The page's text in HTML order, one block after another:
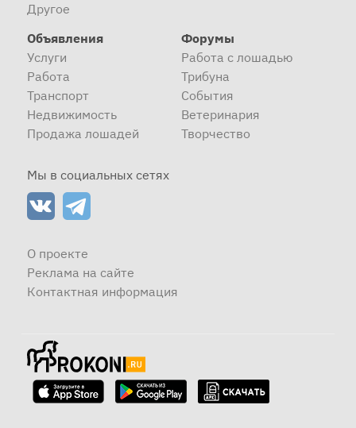
Другое
Объявления
Услуги
Работа
Транспорт
Недвижимость
Продажа лошадей
Форумы
Работа с лошадью
Трибуна
События
Ветеринария
Творчество
Мы в социальных сетях
О проекте
Реклама на сайте
Контактная информация